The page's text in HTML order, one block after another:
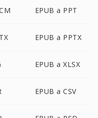
EPUB a PPT
EPUB a PPTX
EPUB a XLSX
EPUB a CSV